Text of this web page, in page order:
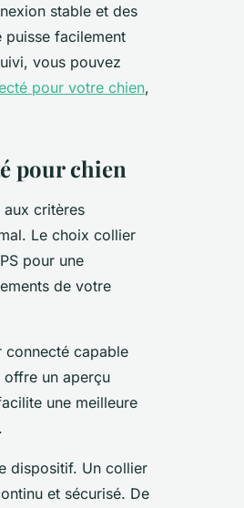
stable et des
facilement
vous pouvez
pour votre chien,
pour chien
critères
Le choix collier
pour une
de votre
connecté capable
offre un aperçu
une meilleure
dispositif. Un collier
et sécurisé. De